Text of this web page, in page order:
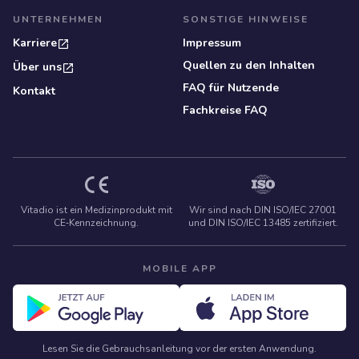
UNTERNEHMEN
Karriere
Über uns
Kontakt
SONSTIGE HINWEISE
Impressum
Quellen zu den Inhalten
FAQ für Nutzende
Fachkreise FAQ
Vitadio ist ein Medizinprodukt mit
CE‑Kennzeichnung.
Wir sind nach DIN ISO/IEC 27001
und DIN ISO/IEC 13485 zertifiziert.
MOBILE APP
Lesen Sie die Gebrauchsanleitung vor der ersten Anwendung.